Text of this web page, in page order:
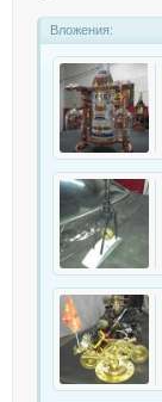
Вложения: